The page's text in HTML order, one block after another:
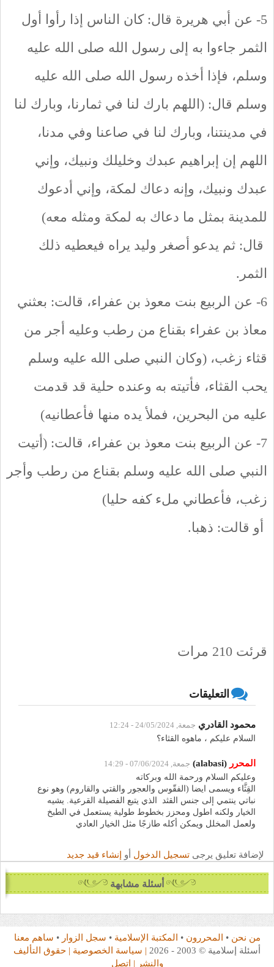
5- عن أبي هريرة قال: كان الناس إذا رأوا أول
الثمر جاءوا به إلى رسول الله صلى الله عليه
وسلم، فإذا أخذه رسول الله صلى الله عليه
وسلم قال: (اللهم بارك لنا في ثمارنا، وبارك لنا
في مدينتنا، وبارك لنا في صاعنا وفي مدنا،
اللهم إن إبراهيم عبدك وخليلك ونبيك، وإني
عبدك ونبيك، وإنه دعاك لمكة، وإني أدعوك
للمدينة بمثل ما دعاك به لمكة ومثله معه)
قال: ثم يدعو أصغر وليد يراه فيعطيه ذلك
الثمر.
6- عن الربيع بنت معوذ بن عفراء، قالت: بعثني
معاذ بن عفراء بقناع من رطب وعليه أجر من
قثاء زغب، (وكان النبي صلى الله عليه وسلم
يحب القثاء، فأتيته به وعنده حلية قد قدمت
عليه من البحرين، فملأ يده منها فأعطانيه)
7- عن الربيع بنت معوذ بن عفراء، قالت: (أتيت
النبي صلى الله عليه وسلم بقناع من رطب وأجر
زغب، فأعطاني ملء كفه حليا)
أو قالت: ذهبا.
قرئت 210 مرات
التعليقات
محمود القادري جمعة, 24/05/2024 - 12:24
السلام عليكم ، ماهوه القثاء؟
المحرر (alabasi) جمعة, 07/06/2024 - 14:29
وعليكم السلام ورحمة الله وبركاته
القِثَّاء ويسمى ايضا (الفقّوس والعجور والقتي والقاروم) وهو نوع
نباتي ينتمي إلى جنس القثد الذي يتبع الفصيلة القرعية. يشيه
الخيار ولكنه اطول ومحزز بخطوط طولية يستعمل في الطبخ
ولعمل المخلل ويمكن أكله طازجًا مثل الخيار العادي
لإضافة تعليق يرجى تسجيل الدخول أو إنشاء قيد جديد
أسئلة مشابهة
من نحن • المحررون • المكتبة الإسلامية • سجل الزوار • ساهم معنا
أسئلة إسلامية © 2003 - 2026
| سياسة الخصوصية | حقوق التأليف
والنشر | اتصل